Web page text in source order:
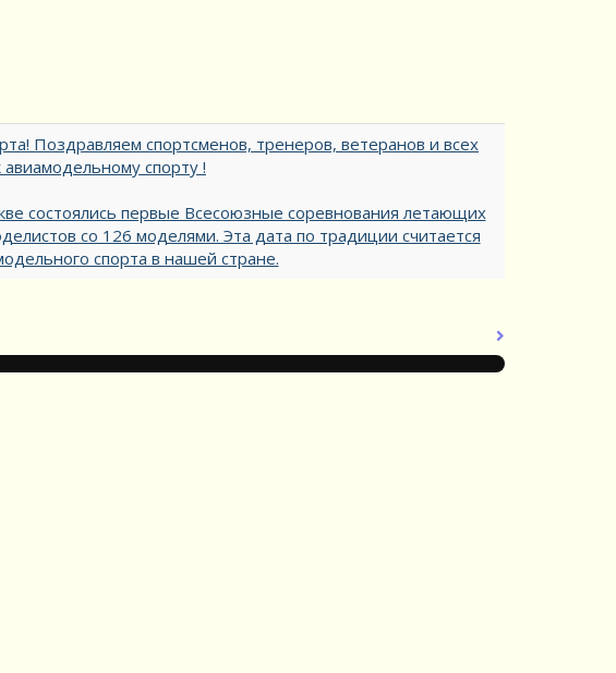
Поздравляем спортсменов, тренеров, ветеранов и всех
авиамодельному спорту !
состоялись первые Всесоюзные соревнования летающих
со 126 моделями. Эта дата по традиции считается
спорта в нашей стране.